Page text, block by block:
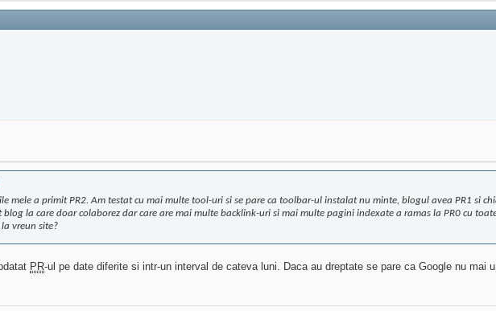
mele a primit PR2. Am testat cu mai multe tool-uri si se pare ca toolbar-ul instalat nu minte, blogul avea PR1 si
la care doar colaborez dar care are mai multe backlink-uri si mai multe pagini indexate a ramas la PR0 cu
la vreun site?
PR-ul pe date diferite si intr-un interval de cateva luni. Daca au dreptate se pare ca Google nu mai